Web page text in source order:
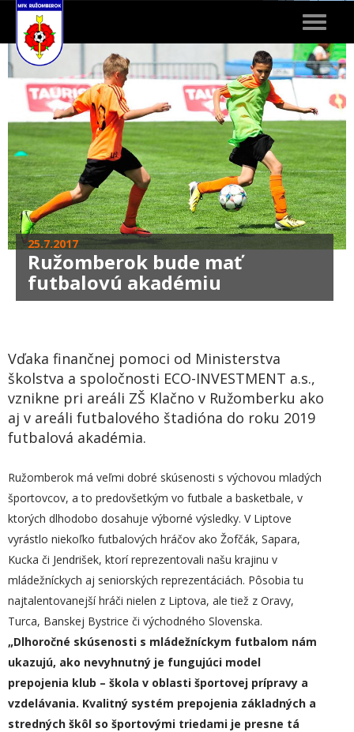
Toggle
25.7.2017
Ružomberok bude mať
futbalovú akadémiu
Vďaka finančnej pomoci od Ministerstva
školstva a spoločnosti ECO-INVESTMENT a.s.,
vznikne pri areáli ZŠ Klačno v Ružomberku ako
aj v areáli futbalového štadióna do roku 2019
futbalová akadémia.
Ružomberok má veľmi dobré skúsenosti s výchovou mladých
športovcov, a to predovšetkým vo futbale a basketbale, v
ktorých dlhodobo dosahuje výborné výsledky. V Liptove
vyrástlo niekoľko futbalových hráčov ako Žofčák, Sapara,
Kucka či Jendrišek, ktorí reprezentovali našu krajinu v
mládežníckych aj seniorských reprezentáciách. Pôsobia tu
najtalentovanejší hráči nielen z Liptova, ale tiež z Oravy,
Turca, Banskej Bystrice či východného Slovenska.
„Dlhoročné skúsenosti s mládežníckym futbalom nám
ukazujú, ako nevyhnutný je fungujúci model
prepojenia klub – škola v oblasti športovej prípravy a
vzdelávania. Kvalitný systém prepojenia základných a
stredných škôl so športovými triedami je presne tá